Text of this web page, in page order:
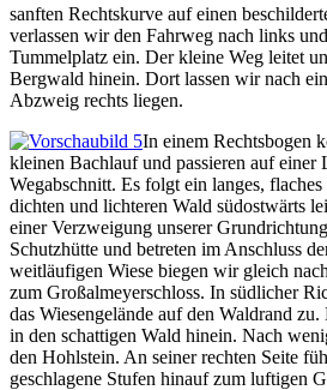
sanften Rechtskurve auf einen
verlassen wir den Fahrweg nach links
Tummelplatz ein. Der kleine Weg leitet
Bergwald hinein. Dort lassen wir nach
Abzweig rechts liegen.
In einem Rechtsbogen
kleinen Bachlauf und passieren auf einer
Wegabschnitt. Es folgt ein langes,
dichten und lichteren Wald südostwärts
einer Verzweigung unserer
Schutzhütte und betreten im Anschluss
weitläufigen Wiese biegen wir gleich
zum Großalmeyerschloss. In südlicher
das Wiesengelände auf den Waldrand
in den schattigen Wald hinein. Nach
den Hohlstein. An seiner rechten Seite
geschlagene Stufen hinauf zum luftigen